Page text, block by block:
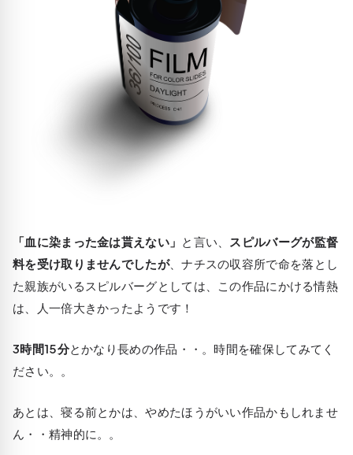
「血に染まった金は貰えない」 と言い、 スピルバーグが監督
料を受け取りませんでしたが、ナチスの収容所で命を落とし
た親族がいるスピルバーグとしては、この作品にかける情熱
は、人一倍大きかったようです！
3時間15分とかなり長めの作品・・。時間を確保してみてく
ださい。。
あとは、寝る前とかは、やめたほうがいい作品かもしれませ
ん・・精神的に。。